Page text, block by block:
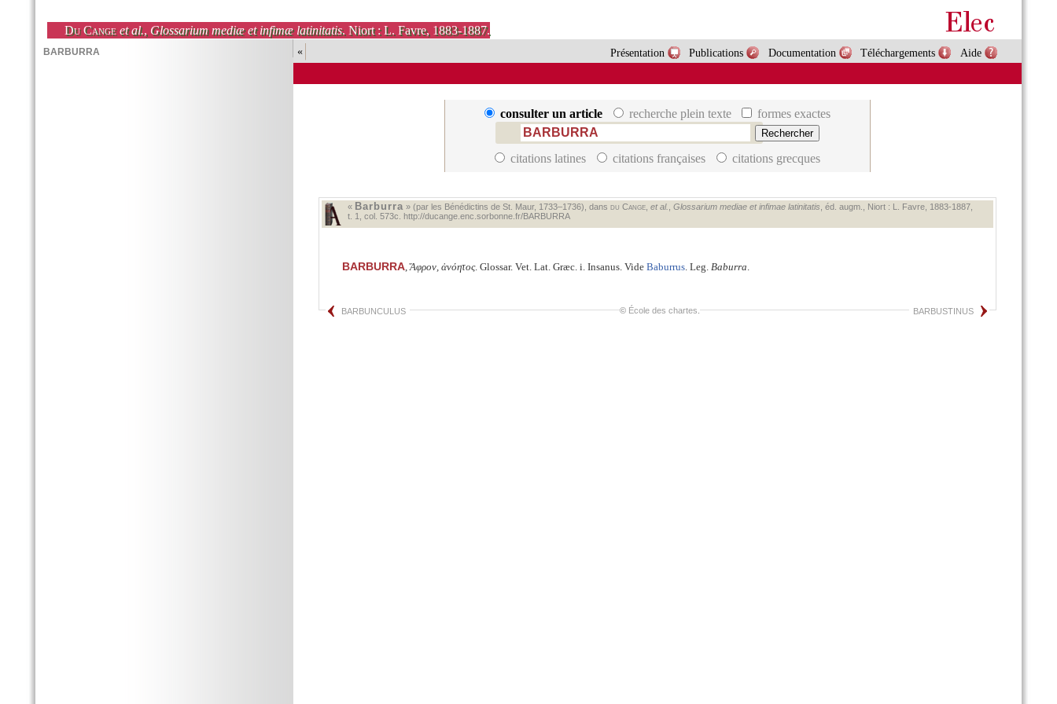
Du Cange et al., Glossarium mediæ et infimæ latinitatis. Niort : L. Favre, 1883-1887.
« Aide
Téléchargements
Documentation
Publications
Présentation
consulter un article recherche plein texte formes exactes
citations latines citations françaises citations grecques
« Barburra » (par les Bénédictins de St. Maur, 1733–1736), dans du Cange, et al. Glossarium mediae et infimae latinitatis , éd. augm., Niort : L. Favre, 1883‑1887,
t. 1, col. 573c.
http://ducange.enc.sorbonne.fr/BARBURRA
BARBURRA,Ἄφρον, ἀνόητος. Glossar. Vet. Lat. Græc. i. Insanus. Vide Baburrus. Leg. Baburra.
BARBUNCULUS BARBUSTINUS
© École des chartes